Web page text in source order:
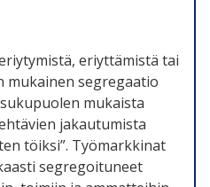
eriyttämistä tai
mukainen segregaatio
mukaista
jakautumista
töiksi”. Työmarkkinat
segregoituneet